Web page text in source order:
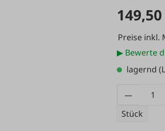
Preise inkl.
▶ Bewerte
lagernd
Stück